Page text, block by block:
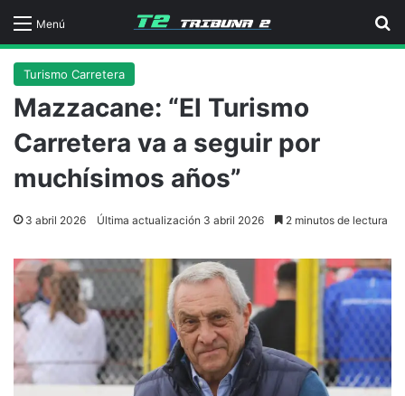
Menú
Turismo Carretera
Mazzacane: “El Turismo
Carretera va a seguir por
muchísimos años”
3 abril 2026 Última actualización 3 abril 2026 2 minutos de lectura